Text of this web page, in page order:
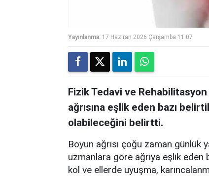
Yayınlanma: 17 Haziran 2026 Çarşamba 11:07
Fizik Tedavi ve
ağrısına eşlik eden bazı
olabileceğini belirtti.
Boyun ağrısı çoğu zaman
uzmanlara göre ağrıya eşlik eden
kol ve ellerde uyuşma,